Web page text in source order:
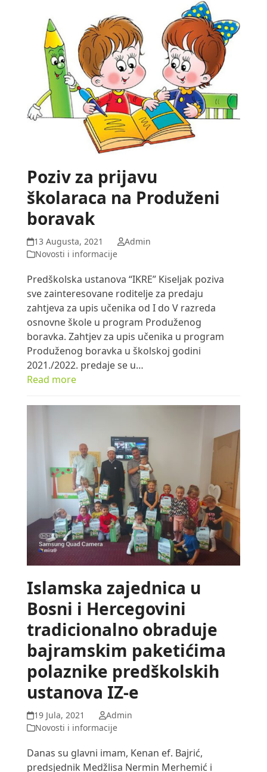
Poziv za prijavu
školaraca na Produženi
boravak
13 Augusta, 2021
Admin
Novosti i informacije
Predškolska ustanova “IKRE” Kiseljak poziva
sve zainteresovane roditelje za predaju
zahtjeva za upis učenika od I do V razreda
osnovne škole u program Produženog
boravka. Zahtjev za upis učenika u program
Produženog boravka u školskoj godini
2021./2022. predaje se u…
Read more
Islamska zajednica u
Bosni i Hercegovini
tradicionalno obraduje
bajramskim paketićima
polaznike predškolskih
ustanova IZ-e
19 Jula, 2021
Admin
Novosti i informacije
Danas su glavni imam, Kenan ef. Bajrić,
predsjednik Medžlisa Nermin Merhemić i